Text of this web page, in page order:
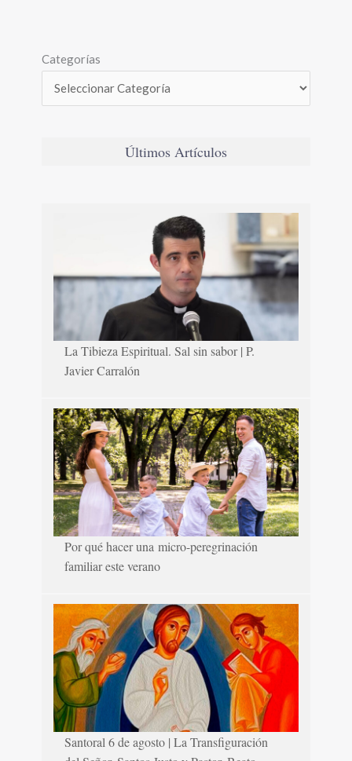
Categorías
Últimos Artículos
La Tibieza Espiritual. Sal sin sabor | P.
Javier Carralón
Por qué hacer una micro-peregrinación
familiar este verano
Santoral 6 de agosto | La Transfiguración